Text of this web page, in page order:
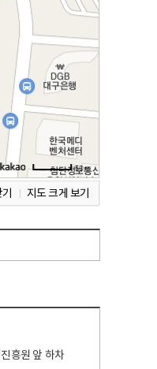
지도 크게 보기
흥원 앞 하차